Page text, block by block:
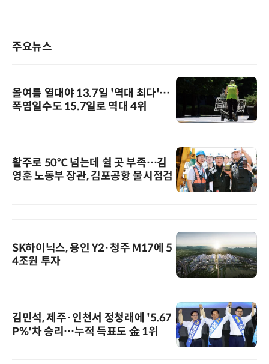
주요뉴스
올여름 열대야 13.7일 '역대 최다'…
폭염일수도 15.7일로 역대 4위
활주로 50℃ 넘는데 쉴 곳 부족…김
영훈 노동부 장관, 김포공항 불시점검
SK하이닉스, 용인 Y2·청주 M17에 5
4조원 투자
김민석, 제주·인천서 정청래에 '5.67
P%'차 승리…누적 득표도 金 1위